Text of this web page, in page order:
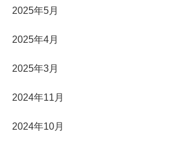
2025年5月
2025年4月
2025年3月
2024年11月
2024年10月